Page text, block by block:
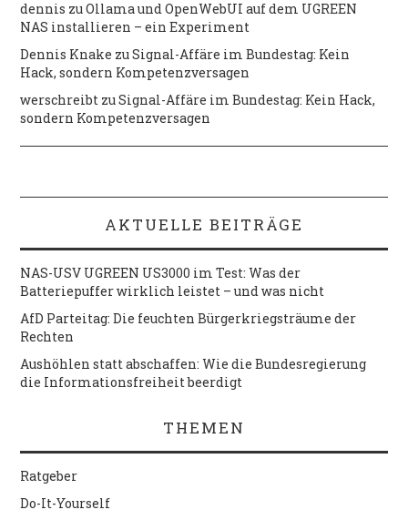
dennis zuOllama und OpenWebUI auf dem UGREEN
NAS installieren – ein Experiment
Dennis Knake zuSignal-Affäre im Bundestag: Kein
Hack, sondern Kompetenzversagen
werschreibt zuSignal-Affäre im Bundestag: Kein Hack,
sondern Kompetenzversagen
AKTUELLE BEITRÄGE
NAS-USV UGREEN US3000 im Test: Was der
Batteriepuffer wirklich leistet – und was nicht
AfD Parteitag: Die feuchten Bürgerkriegsträume der
Rechten
Aushöhlen statt abschaffen: Wie die Bundesregierung
die Informationsfreiheit beerdigt
THEMEN
Ratgeber
Do-It-Yourself